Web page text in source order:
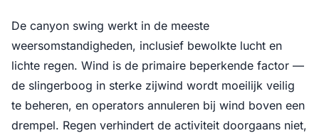
De canyon swing werkt in de meeste
weersomstandigheden, inclusief bewolkte lucht en
lichte regen. Wind is de primaire beperkende factor —
de slingerboog in sterke zijwind wordt moeilijk veilig
te beheren, en operators annuleren bij wind boven een
drempel. Regen verhindert de activiteit doorgaans niet,